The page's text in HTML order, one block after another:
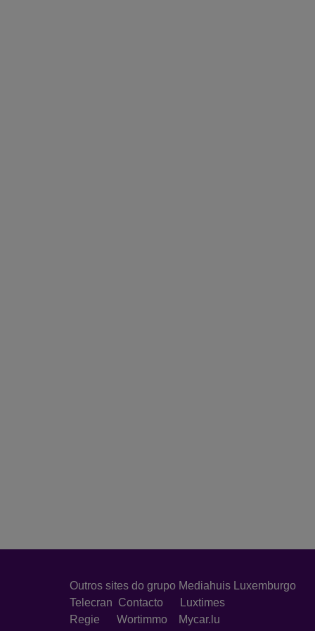
Outros sites do grupo Mediahuis Luxemburgo
Telecran Contacto
Luxtimes
Regie Wortimmo
Mycar.lu